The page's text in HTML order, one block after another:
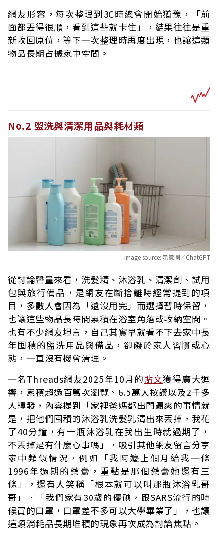
網友形容，每次整理到3C時總會開始猶豫，「前
面都丟得很順，看到這些就卡住」，結果往往是重
新收回原位，等下一次整理時再度出現，也讓這類
物品長期占據家中空間。
No.2 盥洗與清潔用品與耗材類
image source: 示意圖／ChatGPT
從討論聲量來看，洗髮精、沐浴乳、清潔劑、試用
包與旅行備品，是網友在斷捨離時經常提到的項
目，多數人會因為「還沒用完」而選擇暫時保留，
也讓這些物品長時間累積在浴室角落或收納空間。
也有不少網友坦言，自己其實早就看不下去家中長
年囤積的盥洗用品與備品，卻礙於家人習慣或心
態，一直沒有機會清理。
一名Threads網友2025年10月的貼文獲得廣大迴
響，累積超過百萬次瀏覽、6.5萬人按讚以及2千多
人轉發，內容提到「家裡爸媽都出門最爽的事情就
是，把他們囤積的沐浴乳洗髮乳清出來丟掉，我花
了40分鐘，有一瓶沐浴乳在我出生時就過期了，
不丟掉是有什麼心事嗎」，吸引其他網友留言分享
家中類似情況，例如「我阿嬤上個月給我一條
1996年過期的藥膏，重點是那個藥膏她還有三
條」，還有人笑稱「根本就可以叫那瓶沐浴乳哥
哥」、「我們家有30歲的優碘，跟SARS流行的時
候買的口罩，口罩差不多可以大學畢業了」，也讓
這類消耗品長期堆積的現象再次成為討論焦點。